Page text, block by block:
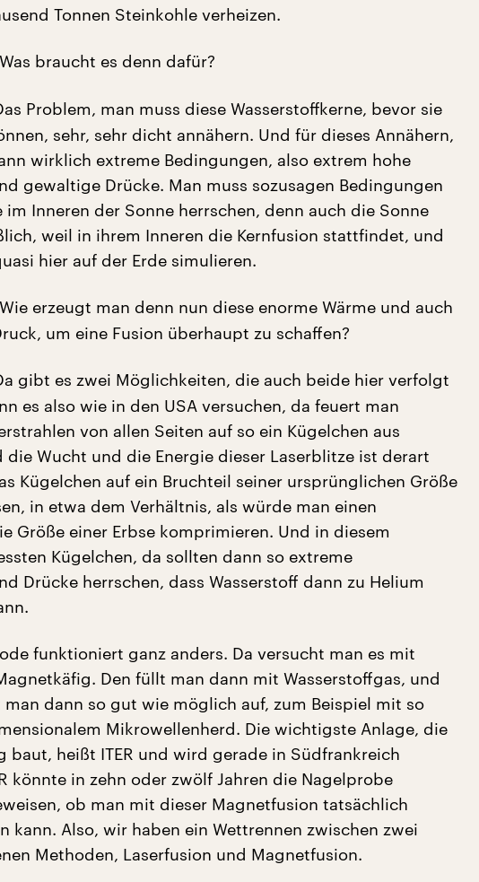
Tonnen Steinkohle verheizen.
Was braucht es denn dafür?
Problem, man muss diese Wasserstoffkerne, bevor sie
sehr, sehr dicht annähern. Und für dieses Annähern,
wirklich extreme Bedingungen, also extrem hohe
gewaltige Drücke. Man muss sozusagen Bedingungen
im Inneren der Sonne herrschen, denn auch die Sonne
weil in ihrem Inneren die Kernfusion stattfindet, und
hier auf der Erde simulieren.
Wie erzeugt man denn nun diese enorme Wärme und auch
um eine Fusion überhaupt zu schaffen?
gibt es zwei Möglichkeiten, die auch beide hier verfolgt
es also wie in den USA versuchen, da feuert man
von allen Seiten auf so ein Kügelchen aus
die Wucht und die Energie dieser Laserblitze ist derart
Kügelchen auf ein Bruchteil seiner ursprünglichen Größe
in etwa dem Verhältnis, als würde man einen
Größe einer Erbse komprimieren. Und in diesem
Kügelchen, da sollten dann so extreme
Drücke herrschen, dass Wasserstoff dann zu Helium
funktioniert ganz anders. Da versucht man es mit
Den füllt man dann mit Wasserstoffgas, und
man dann so gut wie möglich auf, zum Beispiel mit so
Mikrowellenherd. Die wichtigste Anlage, die
baut, heißt ITER und wird gerade in Südfrankreich
könnte in zehn oder zwölf Jahren die Nagelprobe
ob man mit dieser Magnetfusion tatsächlich
kann. Also, wir haben ein Wettrennen zwischen zwei
Methoden, Laserfusion und Magnetfusion.